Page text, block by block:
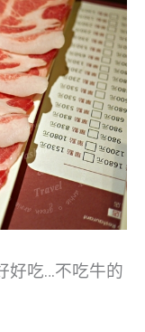
好吃…不吃牛的